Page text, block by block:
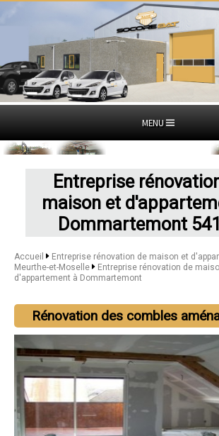
MENU
Entreprise
maison et
Dommartemont
Accueil
Entreprise rénovation de maison et
Meurthe-et-Moselle
Entreprise rénovation de
d'appartement à Dommartemont
Rénovation des combles